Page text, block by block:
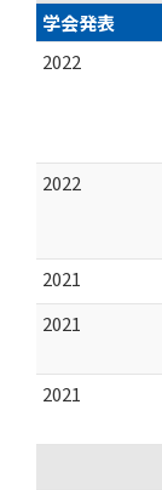
学会発表
2022
2022
2021
2021
2021